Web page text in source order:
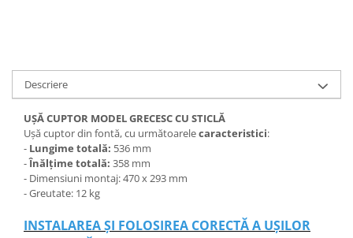
Descriere
UȘĂ CUPTOR MODEL GRECESC CU STICLĂ
Ușă cuptor din fontă, cu următoarelecaracteristici:
- Lungime totală: 536 mm
-Înălțime totală: 358 mm
- Dimensiuni montaj: 470 x 293 mm
- Greutate: 12 kg
INSTALAREA ȘI FOLOSIREA CORECTĂ A UȘILOR